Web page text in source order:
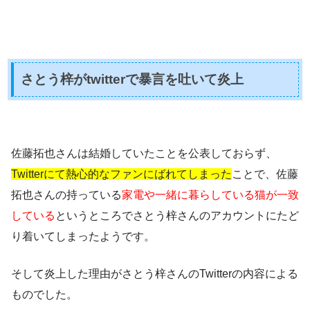
さとう梓がtwitterで暴言を吐いて炎上
佐藤拓也さんは結婚していたことを公表しておらず、
Twitterにて熱心的なファンにばれてしまった ことで、佐藤
拓也さんの持っている家電や一緒に暮らしている猫が一致
している というところでさとう梓さんのアカウントにたど
り着いてしまった ようです。
そして炎上した理由がさとう梓さんのTwitterの内容による
ものでした。